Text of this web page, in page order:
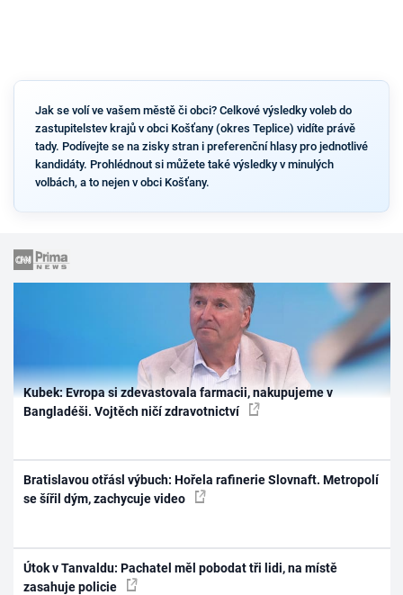
Jak se volí ve vašem městě či obci? Celkové výsledky voleb do
zastupitelstev krajů v obci Košťany (okres Teplice) vidíte právě
tady. Podívejte se na zisky stran i preferenční hlasy pro jednotlivé
kandidáty. Prohlédnout si můžete také výsledky v minulých
volbách, a to nejen v obci Košťany.
Kubek: Evropa si zdevastovala farmacii, nakupujeme v
Bangladéši. Vojtěch ničí zdravotnictví
Bratislavou otřásl výbuch: Hořela rafinerie Slovnaft. Metropolí
se šířil dým, zachycuje video
Útok v Tanvaldu: Pachatel měl pobodat tři lidi, na místě
zasahuje policie